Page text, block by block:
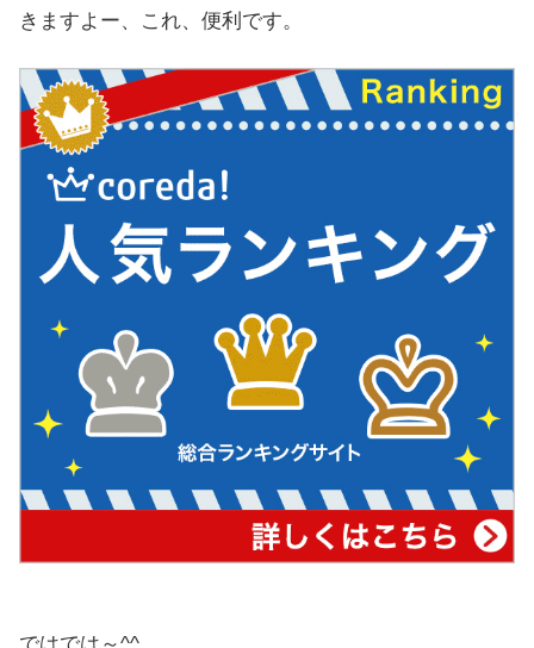
きますよー、これ、便利です。